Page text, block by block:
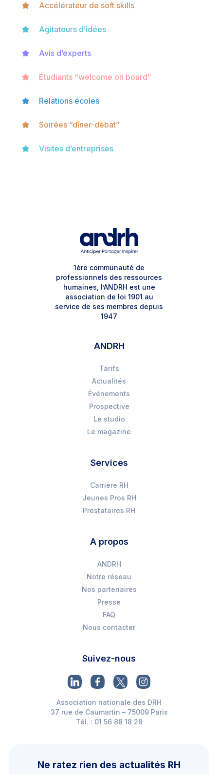
Accélérateur de soft skills
Agitateurs d’idées
Avis d’experts
Étudiants “welcome on board”
Relations écoles
Soirées “dîner-débat”
Visites d’entreprises
1ère communauté de
professionnels des ressources
humaines, l’ANDRH est une
association de loi 1901 au
service de ses membres depuis
1947
ANDRH
Tarifs
Actualités
Événements
Prospective
Le studio
Le magazine
Services
Carrière RH
Jeunes Pros RH
Prestataires RH
A propos
ANDRH
Notre réseau
Nos partenaires
Presse
FAQ
Nous contacter
Suivez-nous
Association nationale des DRH
37 rue de Caumartin – 75009 Paris
Tél. : 01 56 88 18 28
Ne ratez rien des actualités RH